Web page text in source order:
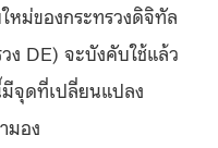
หม่ของกระทรวงดิจิทัล
ง DE) จะบังคับใช้แล้ว
จุดที่เปลี่ยนแปลง
มอง